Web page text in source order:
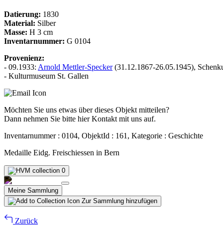
Datierung: 1830
Material: Silber
Masse: H 3 cm
Inventarnummer: G 0104
Provenienz:
- 09.1933: Arnold Mettler-Specker(31.12.1867-26.05.1945),
- Kulturmuseum St. Gallen
Möchten Sie uns etwas über dieses Objekt mitteilen?
Dann nehmen Sie bitte hier Kontakt mit uns auf.
Inventarnummer : 0104, ObjektId : 161, Kategorie : Geschichte
Medaille Eidg. Freischiessen in Bern
0
Meine Sammlung
Zur Sammlung hinzufügen
Zurück